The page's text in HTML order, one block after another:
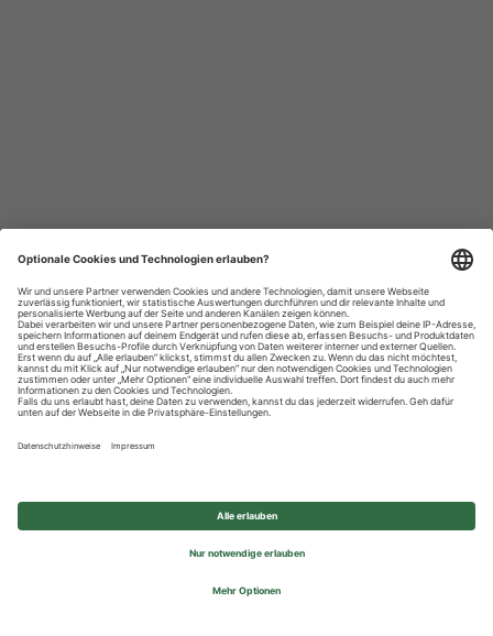
Datenschutzhinweise
Impressum
Privatsphäre-Einstellungen
© 2026 REWE Group - All rights reserved